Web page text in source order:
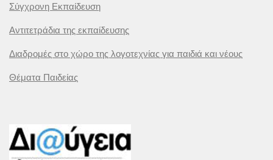
Σύγχρονη Εκπαίδευση
Αντιτετράδια της εκπαίδευσης
Διαδρομές στο χώρο της λογοτεχνίας για παιδιά και νέους
Θέματα Παιδείας